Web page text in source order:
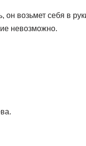
возьмет себя в
невозможно.